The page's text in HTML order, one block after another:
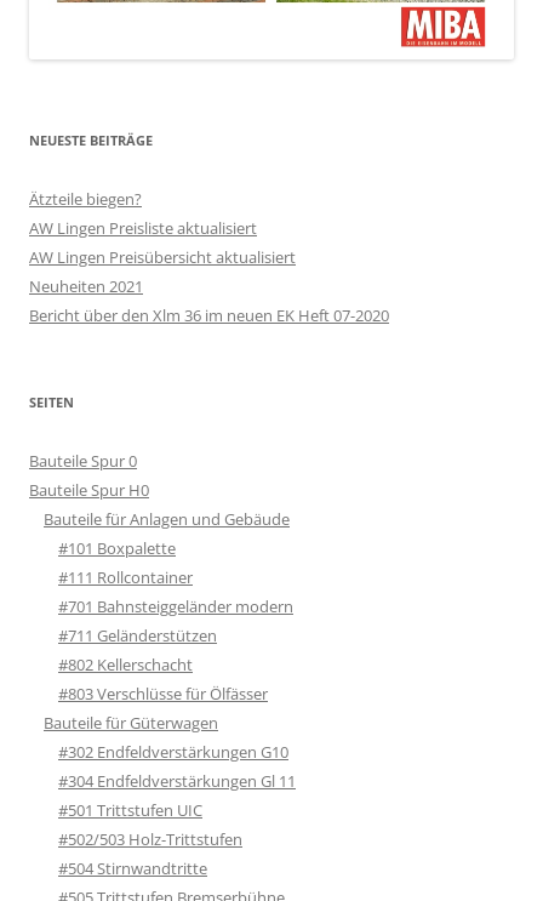
NEUESTE BEITRÄGE
Ätzteile biegen?
AW Lingen Preisliste aktualisiert
AW Lingen Preisübersicht aktualisiert
Neuheiten 2021
Bericht über den Xlm 36 im neuen EK Heft 07-2020
SEITEN
Bauteile Spur 0
Bauteile Spur H0
Bauteile für Anlagen und Gebäude
#101 Boxpalette
#111 Rollcontainer
#701 Bahnsteiggeländer modern
#711 Geländerstützen
#802 Kellerschacht
#803 Verschlüsse für Ölfässer
Bauteile für Güterwagen
#302 Endfeldverstärkungen G10
#304 Endfeldverstärkungen Gl 11
#501 Trittstufen UIC
#502/503 Holz-Trittstufen
#504 Stirnwandtritte